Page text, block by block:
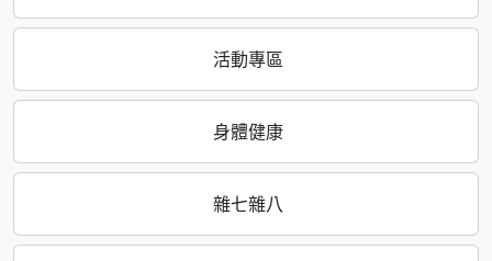
活動專區
身體健康
雜七雜八